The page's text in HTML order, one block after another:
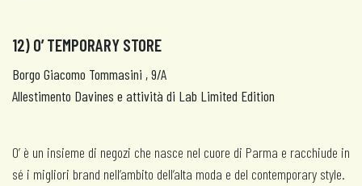
12) O’ TEMPORARY STORE
Borgo Giacomo Tommasini , 9/A
Allestimento Davines e attività di Lab Limited Edition
O’ è un insieme di negozi che nasce nel cuore di Parma e racchiude in
sé i migliori brand nell’ambito dell’alta moda e del contemporary style.